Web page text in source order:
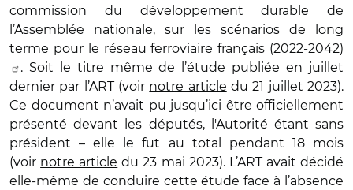
commission du développement durable de
l’Assemblée nationale, sur les scénarios de long
terme pour le réseau ferroviaire français (2022-2042)
. Soit le titre même de l’étude publiée en juillet
dernier par l’ART (voir notre article du 21 juillet 2023).
Ce document n’avait pu jusqu’ici être officiellement
présenté devant les députés, l'Autorité étant sans
président – elle le fut au total pendant 18 mois
(voir notre article du 23 mai 2023). L’ART avait décidé
elle-même de conduire cette étude face à l’absence